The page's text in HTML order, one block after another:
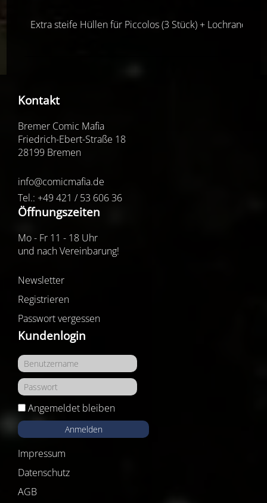
Extra steife Hüllen für Piccolos (3 Stück) + Lochrand (4-
Kontakt
Bremer Comic Mafia
Friedrich-Ebert-Straße 18
28199 Bremen
info@comicmafia.de
Tel.: +49 421 / 53 606 36
Öffnungszeiten
Mo - Fr 11 - 18 Uhr
und nach Vereinbarung!
Newsletter
Registrieren
Passwort vergessen
Kundenlogin
Angemeldet bleiben
Anmelden
Impressum
Datenschutz
AGB